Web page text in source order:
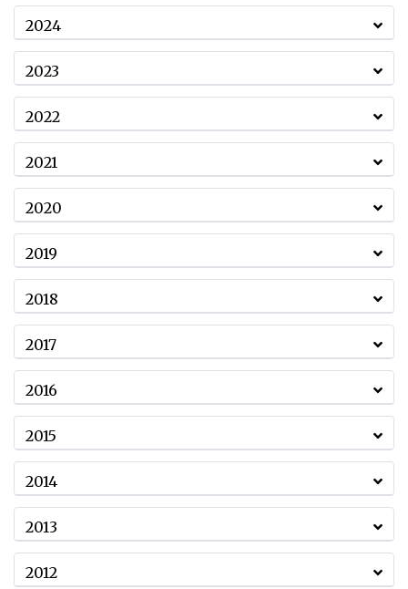
2024
2023
2022
2021
2020
2019
2018
2017
2016
2015
2014
2013
2012